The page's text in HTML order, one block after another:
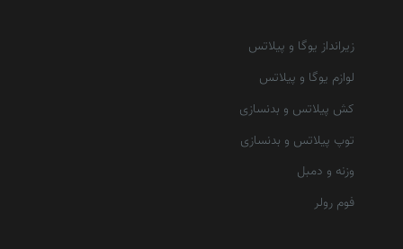
زیرانداز یوگا و پیلاتس
لوازم یوگا و پیلاتس
کش پیلاتس و بدنسازی
توپ پیلاتس و بدنسازی
وزنه و دمبل
فوم رولر